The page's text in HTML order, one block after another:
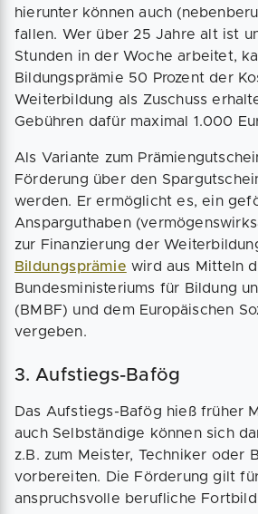
hierunter können auch
fallen. Wer über 25 Jahre alt ist
Stunden in der Woche arbeitet,
Bildungsprämie 50 Prozent der
Weiterbildung als Zuschuss
Gebühren dafür maximal 1.000
Als Variante zum
Förderung über den
werden. Er ermöglicht es, ein
Ansparguthaben
zur Finanzierung der
Bildungsprämie wird aus Mitteln
Bundesministeriums für Bildung
(BMBF) und dem Europäischen
vergeben.
3. Aufstiegs-Bafög
Das Aufstiegs-Bafög hieß früher
auch Selbständige können sich
z.B. zum Meister, Techniker oder
vorbereiten. Die Förderung gilt
anspruchsvolle berufliche